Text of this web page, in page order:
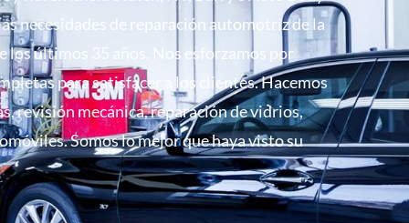
necesidades de reparación automotriz de la
los últimos 35 años. Nos esforzamos por
para satisfacer a los clientes. Hacemos
revisión mecánica, reparación de vidrios,
Somos lo mejor que haya visto su